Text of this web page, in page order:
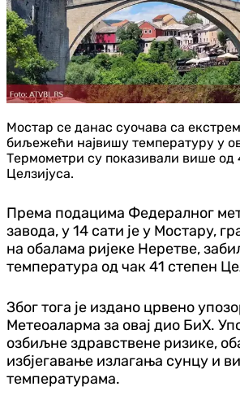
Мостар се данас суочава са
биљежећи највишу температуру у
Термометри су показивали више од
Целзијуса.
Према подацима Федералног
завода, у 14 сати је у Мостару,
на обалама ријеке Неретве,
температура од чак 41 степен
Због тога је издано црвено
Метеоаларма за овај дио БиХ.
озбиљне здравствене ризике,
избјегавање излагања сунцу и
температурама.